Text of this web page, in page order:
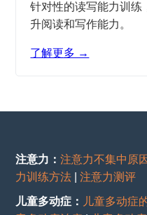
针对性的读写能力训练
升阅读和写作能力。
了解更多 →
注意力：注意力不集中原因
力训练方法 |注意力测评
儿童多动症： 儿童多动症